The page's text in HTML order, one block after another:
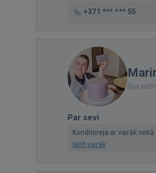
+371 *** *** 55
Bija
Par sevi
Konditoreja ar vairāk
lasīt vairāk